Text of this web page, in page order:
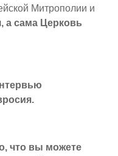
Митрополии и
а сама Церковь
что вы можете